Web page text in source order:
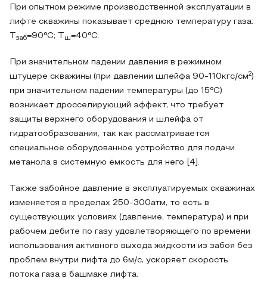
При опытном режиме производственной эксплуатации в
лифте скважины показывает среднюю температуру газа:
заб=90°C; Т =40°C.
При значительном падении давления в режимном
штуцере скважины (при давлении шлейфа 90-110кгс/см2)
при значительном падении температуры (до 15°C)
возникает дросселирующий эффект, что требует
защиты верхнего оборудования и шлейфа от
гидратообразования, так как рассматривается
специальное оборудованное устройство для подачи
метанола в системную ёмкость для него [4].
Также забойное давление в эксплуатируемых скважинах
изменяется в пределах 250-300атм, то есть в
существующих условиях (давление, температура) и при
рабочем дебите по газу удовлетворяющего по времени
использования активного выхода жидкости из забоя без
проблем внутри лифта до 6м/с, ускоряет скорость
потока газа в башмаке лифта.